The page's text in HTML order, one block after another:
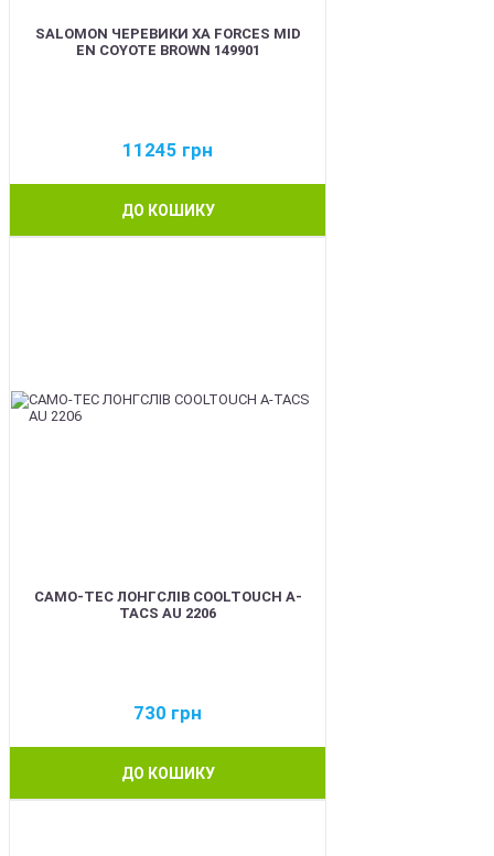
SALOMON ЧЕРЕВИКИ XA FORCES MID
EN COYOTE BROWN 149901
11245 грн
ДО КОШИКУ
CAMO-TEC ЛОНГСЛІВ COOLTOUCH A-
TACS AU 2206
730 грн
ДО КОШИКУ